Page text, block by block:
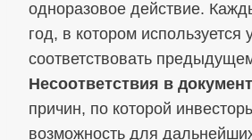
одноразовое действие.
год, в котором используется
соответствовать
Несоответствия в
причин, по которой
возможность для